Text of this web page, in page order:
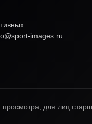
images.ru
для лиц